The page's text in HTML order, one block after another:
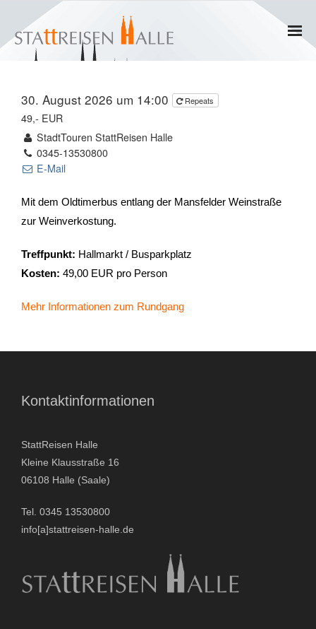
Termine
Gruppen
Führungen & Rundgänge
- Erlebnisführungen & Touren
- Stadtrundfahrten
- Kulinarische Stadtführungen
- Stadtspiele-Outdoor Games
- Firmenangebote
30. August 2026 um 14:00 Repeats
49,- EUR
StadtTouren StattReisen Halle
0345-13530800
E-Mail
Mit dem Oldtimerbus entlang der Mansfelder Weinstraße
zur Weinverkostung.
Treffpunkt: Hallmarkt / Busparkplatz
Kosten: 49,00 EUR pro Person
Mehr Informationen zum Rundgang
Kontaktinformationen
StattReisen Halle
Kleine Klausstraße 16
06108 Halle (Saale)
Tel. 0345 13530800
info[a]stattreisen-halle.de